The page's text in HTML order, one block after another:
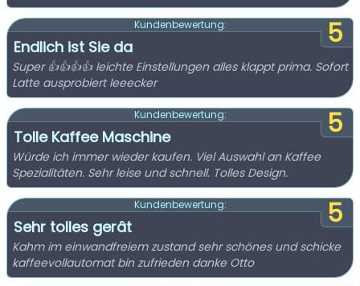
5
Kundenbewertung:
Endlich ist Sie da
Super 👍👍👍👍 leichte Einstellungen alles klappt prima. Sofort
Latte ausprobiert leeecker
5
Kundenbewertung:
Tolle Kaffee Maschine
Würde ich immer wieder kaufen. Viel Auswahl an Kaffee
Spezialitäten. Sehr leise und schnell. Tolles Design.
5
Kundenbewertung:
Sehr tolles gerât
Kahm im einwandfreiem zustand sehr schönes und schicke
kaffeevollautomat bin zufrieden danke Otto